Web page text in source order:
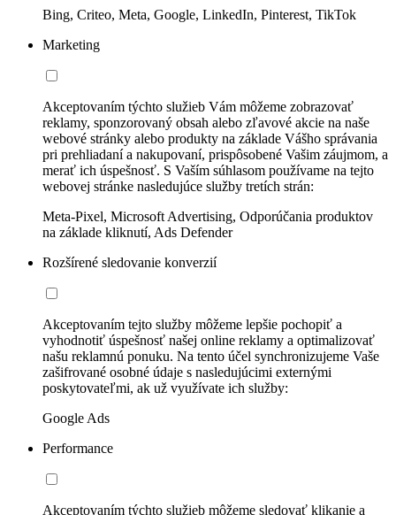
Bing, Criteo, Meta, Google, LinkedIn, Pinterest, TikTok
Marketing
Akceptovaním týchto služieb Vám môžeme zobrazovať
reklamy, sponzorovaný obsah alebo zľavové akcie na naše
webové stránky alebo produkty na základe Vášho správania
pri prehliadaní a nakupovaní, prispôsobené Vašim záujmom, a
merať ich úspešnosť. S Vaším súhlasom používame na tejto
webovej stránke nasledujúce služby tretích strán:
Meta-Pixel, Microsoft Advertising, Odporúčania produktov
na základe kliknutí, Ads Defender
Rozšírené sledovanie konverzií
Akceptovaním tejto služby môžeme lepšie pochopiť a
vyhodnotiť úspešnosť našej online reklamy a optimalizovať
našu reklamnú ponuku. Na tento účel synchronizujeme Vaše
zašifrované osobné údaje s nasledujúcimi externými
poskytovateľmi, ak už využívate ich služby:
Google Ads
Performance
Akceptovaním týchto služieb môžeme sledovať klikanie a